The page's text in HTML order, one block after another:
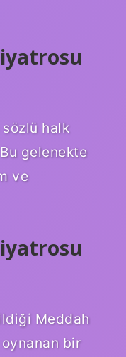
halk
gelenekte
ve
Meddah
bir